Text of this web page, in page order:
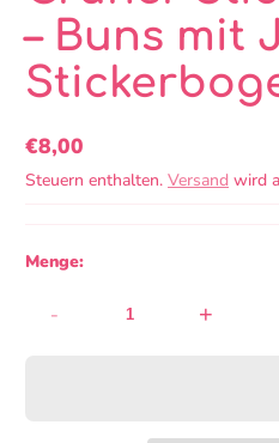
– Buns mit
Regulärer
Preis
€8,00
Steuern enthalten. Versand wird
Menge:
- +